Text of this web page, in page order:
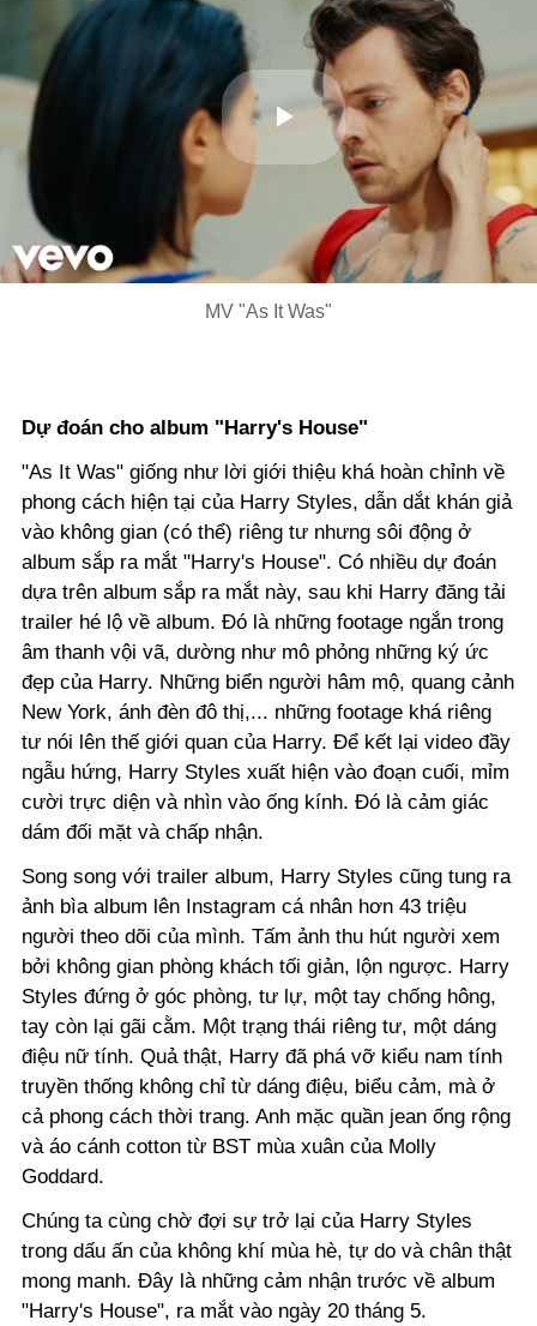
Play
Video
MV "As It Was"
Dự đoán cho album "Harry's House"
"As It Was" giống như lời giới thiệu khá hoàn chỉnh về
phong cách hiện tại của Harry Styles, dẫn dắt khán giả
vào không gian (có thể) riêng tư nhưng sôi động ở
album sắp ra mắt "Harry's House". Có nhiều dự đoán
dựa trên album sắp ra mắt này, sau khi Harry đăng tải
trailer hé lộ về album. Đó là những footage ngắn trong
âm thanh vội vã, dường như mô phỏng những ký ức
đẹp của Harry. Những biển người hâm mộ, quang cảnh
New York, ánh đèn đô thị,... những footage khá riêng
tư nói lên thế giới quan của Harry. Để kết lại video đầy
ngẫu hứng, Harry Styles xuất hiện vào đoạn cuối, mỉm
cười trực diện và nhìn vào ống kính. Đó là cảm giác
dám đối mặt và chấp nhận.
Song song với trailer album, Harry Styles cũng tung ra
ảnh bìa album lên Instagram cá nhân hơn 43 triệu
người theo dõi của mình. Tấm ảnh thu hút người xem
bởi không gian phòng khách tối giản, lộn ngược. Harry
Styles đứng ở góc phòng, tư lự, một tay chống hông,
tay còn lại gãi cằm. Một trạng thái riêng tư, một dáng
điệu nữ tính. Quả thật, Harry đã phá vỡ kiểu nam tính
truyền thống không chỉ từ dáng điệu, biểu cảm, mà ở
cả phong cách thời trang. Anh mặc quần jean ống rộng
và áo cánh cotton từ BST mùa xuân của Molly
Goddard.
Chúng ta cùng chờ đợi sự trở lại của Harry Styles
trong dấu ấn của không khí mùa hè, tự do và chân thật
mong manh. Đây là những cảm nhận trước về album
"Harry's House", ra mắt vào ngày 20 tháng 5.